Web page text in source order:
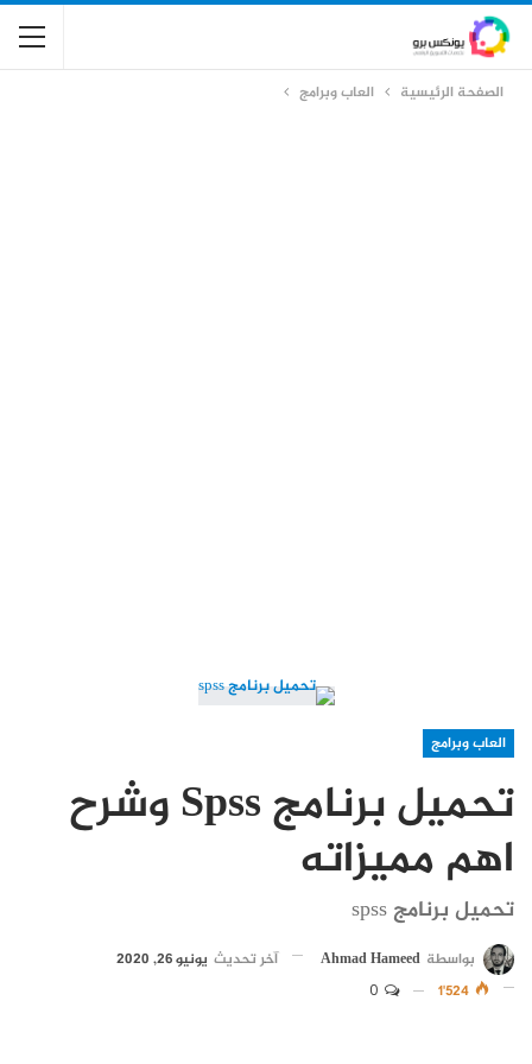
الصفحة الرئيسية العاب وبرامج
العاب وبرامج
تحميل برنامج Spss وشرح
اهم مميزاته
تحميل برنامج spss
بواسطة Ahmad Hameed آخر تحديث يونيو 26, 2020